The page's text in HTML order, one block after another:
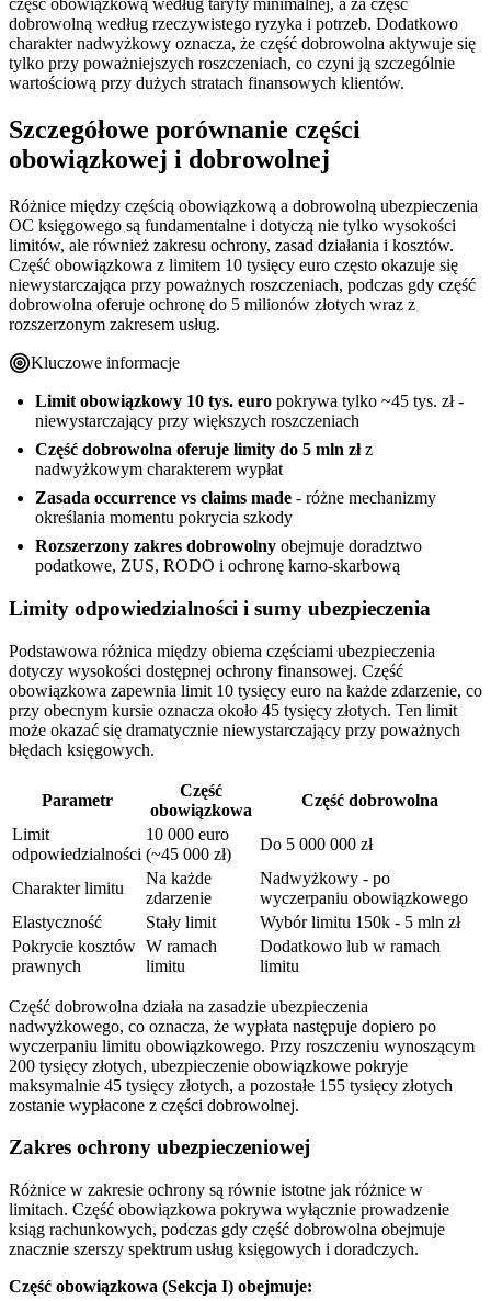
część obowiązkową według taryfy minimalnej, a za część
dobrowolną według rzeczywistego ryzyka i potrzeb. Dodatkowo
charakter nadwyżkowy oznacza, że część dobrowolna aktywuje się
tylko przy poważniejszych roszczeniach, co czyni ją szczególnie
wartościową przy dużych stratach finansowych klientów.
Szczegółowe porównanie części
obowiązkowej i dobrowolnej
Różnice między częścią obowiązkową a dobrowolną ubezpieczenia
OC księgowego są fundamentalne i dotyczą nie tylko wysokości
limitów, ale również zakresu ochrony, zasad działania i kosztów.
Część obowiązkowa z limitem 10 tysięcy euro często okazuje się
niewystarczająca przy poważnych roszczeniach, podczas gdy część
dobrowolna oferuje ochronę do 5 milionów złotych wraz z
rozszerzonym zakresem usług.
Kluczowe informacje
Limit obowiązkowy 10 tys. euro pokrywa tylko ~45 tys. zł -
niewystarczający przy większych roszczeniach
Część dobrowolna oferuje limity do 5 mln złz
nadwyżkowym charakterem wypłat
Zasada occurrence vs claims made - różne mechanizmy
określania momentu pokrycia szkody
Rozszerzony zakres dobrowolny obejmuje doradztwo
podatkowe, ZUS, RODO i ochronę karno-skarbową
Limity odpowiedzialności i sumy ubezpieczenia
Podstawowa różnica między obiema częściami ubezpieczenia
dotyczy wysokości dostępnej ochrony finansowej. Część
obowiązkowa zapewnia limit 10 tysięcy euro na każde zdarzenie, co
przy obecnym kursie oznacza około 45 tysięcy złotych. Ten limit
może okazać się dramatycznie niewystarczający przy poważnych
błędach księgowych.
Parametr
Część
obowiązkowa
Część dobrowolna
Limit
odpowiedzialności
10 000 euro
(~45 000 zł)
Do 5 000 000 zł
Charakter limitu
Na każde
zdarzenie
Nadwyżkowy - po
wyczerpaniu obowiązkowego
Elastyczność
Stały limit
Wybór limitu 150k - 5 mln zł
Pokrycie kosztów
prawnych
W ramach
limitu
Dodatkowo lub w ramach
limitu
Część dobrowolna działa na zasadzie ubezpieczenia
nadwyżkowego, co oznacza, że wypłata następuje dopiero po
wyczerpaniu limitu obowiązkowego. Przy roszczeniu wynoszącym
200 tysięcy złotych, ubezpieczenie obowiązkowe pokryje
maksymalnie 45 tysięcy złotych, a pozostałe 155 tysięcy złotych
zostanie wypłacone z części dobrowolnej.
Zakres ochrony ubezpieczeniowej
Różnice w zakresie ochrony są równie istotne jak różnice w
limitach. Część obowiązkowa pokrywa wyłącznie prowadzenie
ksiąg rachunkowych, podczas gdy część dobrowolna obejmuje
znacznie szerszy spektrum usług księgowych i doradczych.
Część obowiązkowa (Sekcja I) obejmuje: